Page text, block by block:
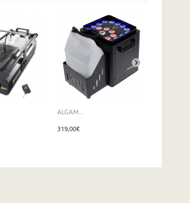
ALGAM...
319,00€